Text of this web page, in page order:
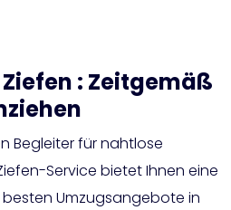
: Zeitgemäß
Begleiter für nahtlose
Service bietet Ihnen eine
Umzugsangebote in